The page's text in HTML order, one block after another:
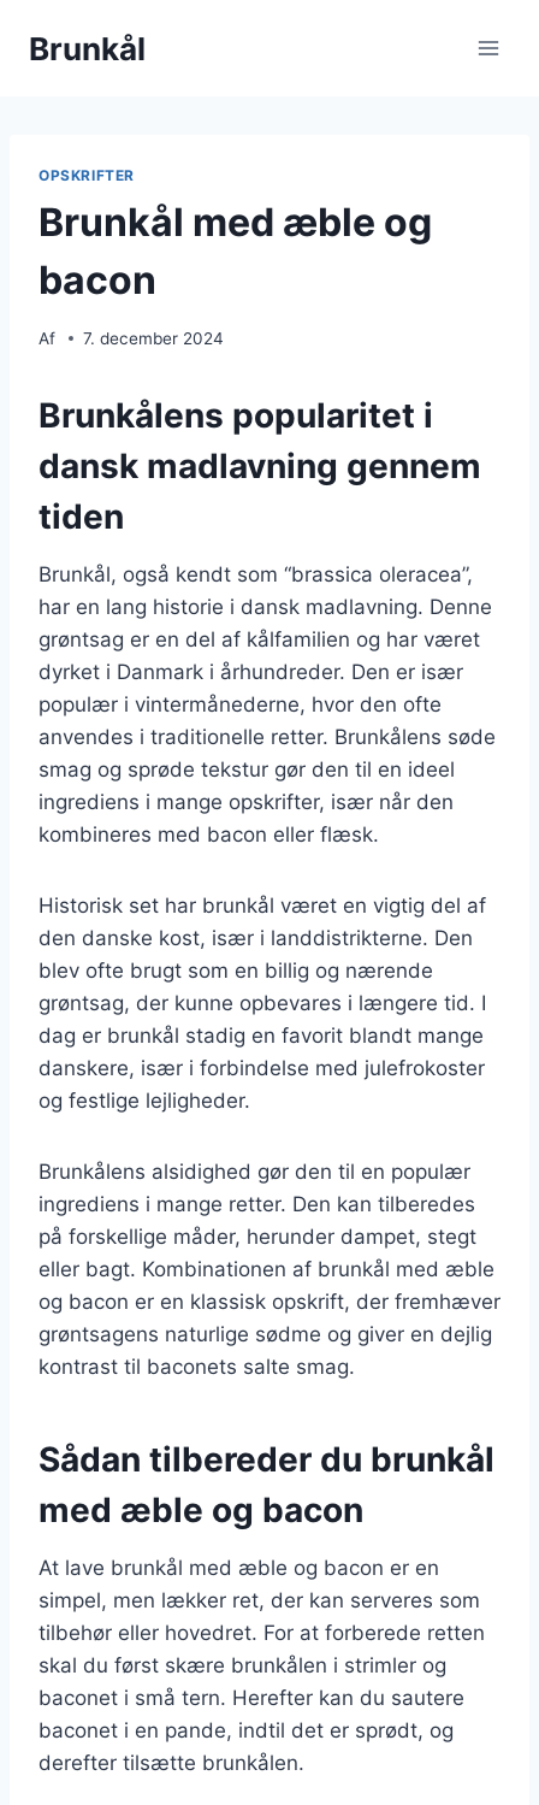
Brunkål
OPSKRIFTER
Brunkål med æble og
bacon
Af 7. december 2024
Brunkålens popularitet i
dansk madlavning gennem
tiden
Brunkål, også kendt som “brassica oleracea”,
har en lang historie i dansk madlavning. Denne
grøntsag er en del af kålfamilien og har været
dyrket i Danmark i århundreder. Den er især
populær i vintermånederne, hvor den ofte
anvendes i traditionelle retter. Brunkålens søde
smag og sprøde tekstur gør den til en ideel
ingrediens i mange opskrifter, især når den
kombineres med bacon eller flæsk.
Historisk set har brunkål været en vigtig del af
den danske kost, især i landdistrikterne. Den
blev ofte brugt som en billig og nærende
grøntsag, der kunne opbevares i længere tid. I
dag er brunkål stadig en favorit blandt mange
danskere, især i forbindelse med julefrokoster
og festlige lejligheder.
Brunkålens alsidighed gør den til en populær
ingrediens i mange retter. Den kan tilberedes
på forskellige måder, herunder dampet, stegt
eller bagt. Kombinationen af brunkål med æble
og bacon er en klassisk opskrift, der fremhæver
grøntsagens naturlige sødme og giver en dejlig
kontrast til baconets salte smag.
Sådan tilbereder du brunkål
med æble og bacon
At lave brunkål med æble og bacon er en
simpel, men lækker ret, der kan serveres som
tilbehør eller hovedret. For at forberede retten
skal du først skære brunkålen i strimler og
baconet i små tern. Herefter kan du sautere
baconet i en pande, indtil det er sprødt, og
derefter tilsætte brunkålen.